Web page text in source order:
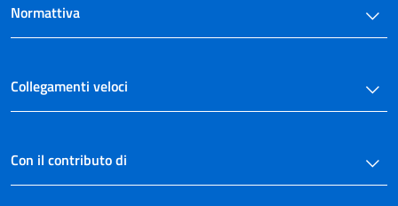
Normattiva
Collegamenti veloci
Con il contributo di